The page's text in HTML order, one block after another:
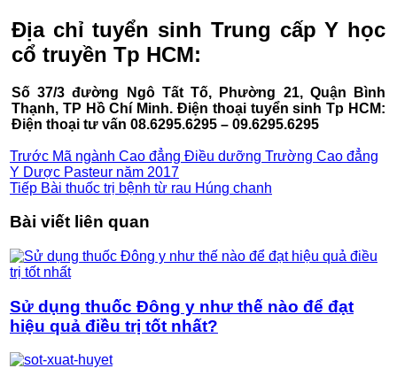
Địa chỉ tuyển sinh Trung cấp Y học
cổ truyền Tp HCM:
Số 37/3 đường Ngô Tất Tố, Phường 21, Quận Bình
Thạnh, TP Hồ Chí Minh. Điện thoại tuyển sinh Tp HCM:
Điện thoại tư vấn 08.6295.6295 – 09.6295.6295
Trước Mã ngành Cao đẳng Điều dưỡng Trường Cao đẳng
Y Dược Pasteur năm 2017
Tiếp Bài thuốc trị bệnh từ rau Húng chanh
Bài viết liên quan
Sử dụng thuốc Đông y như thế nào để đạt
hiệu quả điều trị tốt nhất?